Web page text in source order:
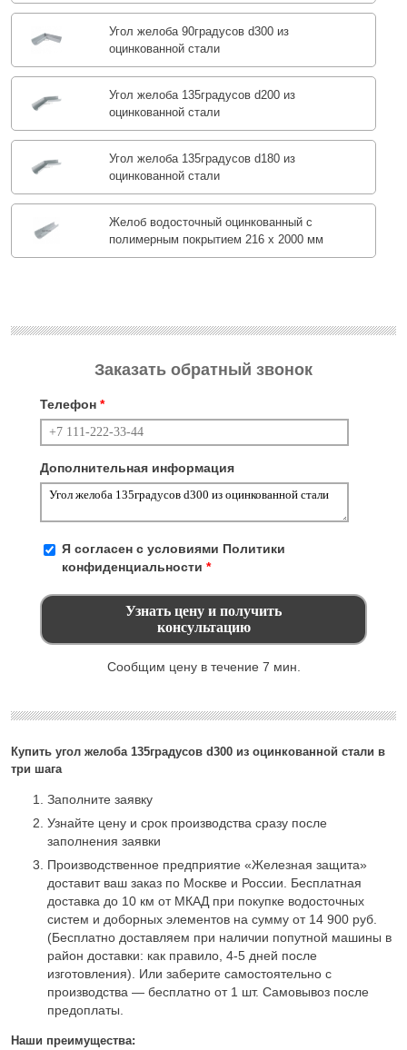
Угол желоба 90градусов d300 из
оцинкованной стали
Угол желоба 135градусов d200 из
оцинкованной стали
Угол желоба 135градусов d180 из
оцинкованной стали
Желоб водосточный оцинкованный с
полимерным покрытием 216 х 2000 мм
Купить угол желоба 135градусов d300 из оцинкованной стали в
три шага
Заполните заявку
Узнайте цену и срок производства сразу после
заполнения заявки
Производственное предприятие «Железная защита»
доставит ваш заказ по Москве и России. Бесплатная
доставка до 10 км от МКАД при покупке водосточных
систем и доборных элементов на сумму от 14 900 руб.
(Бесплатно доставляем при наличии попутной машины в
район доставки: как правило, 4-5 дней после
изготовления). Или заберите самостоятельно с
производства — бесплатно от 1 шт. Самовывоз после
предоплаты.
Наши преимущества:
Заказать обратный звонок
Телефон *
Дополнительная информация
Я согласен с условиями Политики
конфиденциальности *
Сообщим цену в течение 7 мин.